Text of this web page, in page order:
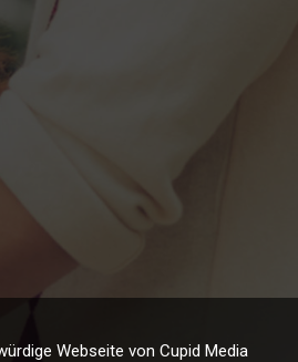
Webseite von Cupid Media